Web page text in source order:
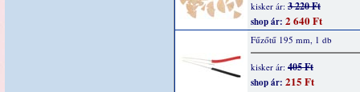
kisker ár: 3 220 Ft
shop ár: 2 640 Ft
Fűzőtű 195 mm, 1 db
kisker ár: 405 Ft
shop ár: 215 Ft